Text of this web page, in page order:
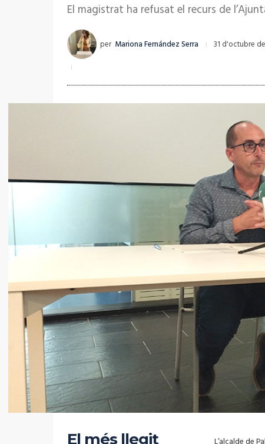
El magistrat ha refusat el recurs de
per Mariona Fernández Serra 31 d'octubre
El més llegit